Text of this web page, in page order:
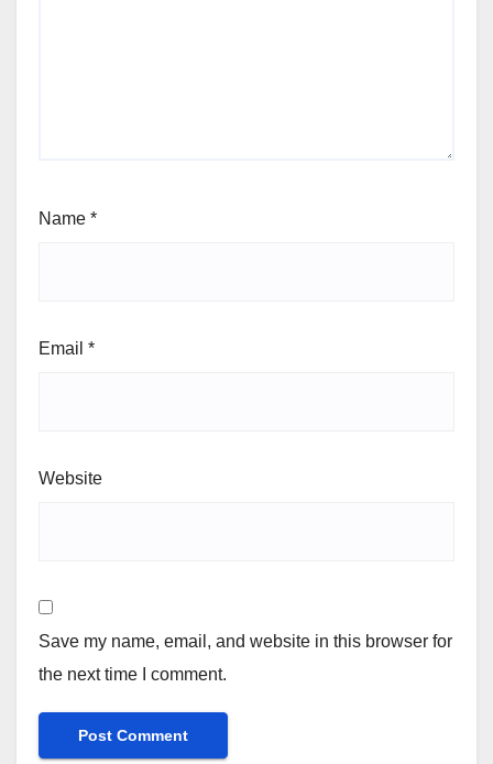
Name *
Email *
Website
Save my name, email, and website in this browser for
the next time I comment.